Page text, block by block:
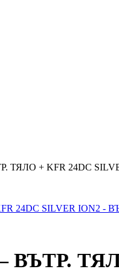
ТЯЛО + KFR 24DC
– ВЪТР.